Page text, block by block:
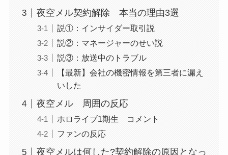
夜空メル契約解除 本当の理由3選
説①：インサイダー取引説
説②：マネージャーのせい説
説③：放送中のトラブル
【最新】会社の機密情報を第三者に漏え
いした
夜空メル 周囲の反応
ホロライブ1期生 コメント
ファンの反応
夜空メルは何した?契約解除の原因となっ